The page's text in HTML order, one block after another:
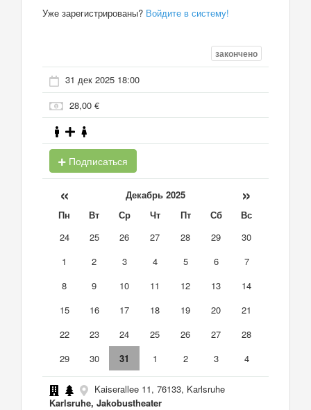
Уже зарегистрированы? Войдите в систему!
закончено
31 дек 2025 18:00
28,00 €
Подписаться
« Декабрь 2025 »
Пн Вт Ср Чт Пт Сб
Вс
24
25 26 27 28 29
30
1
2 3 4 5 6
7
8
9 10 11 12 13
14
15
16 17 18 19 20
21
22
23 24 25 26 27
28
29
30 31 1 2 3 4
Kaiserallee 11, 76133, Karlsruhe
Karlsruhe, Jakobustheater